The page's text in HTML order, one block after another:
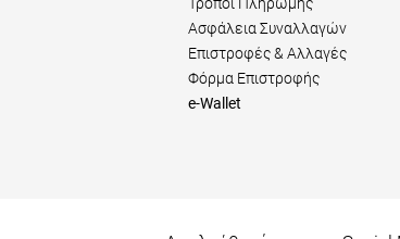
Ασφάλεια Συναλλαγών
Επιστροφές & Αλλαγές
Φόρμα Επιστροφής
e-Wallet